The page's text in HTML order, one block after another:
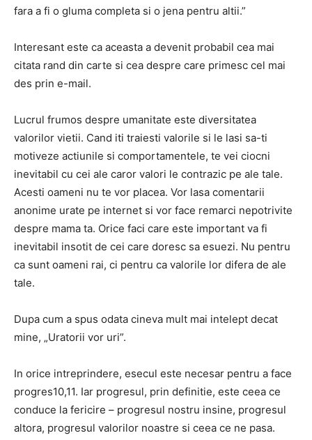
fara a fi o gluma completa si o jena pentru altii.”
Interesant este ca aceasta a devenit probabil cea mai
citata rand din carte si cea despre care primesc cel mai
des prin e-mail.
Lucrul frumos despre umanitate este diversitatea
valorilor vietii. Cand iti traiesti valorile si le lasi sa-ti
motiveze actiunile si comportamentele, te vei ciocni
inevitabil cu cei ale caror valori le contrazic pe ale tale.
Acesti oameni nu te vor placea. Vor lasa comentarii
anonime urate pe internet si vor face remarci nepotrivite
despre mama ta. Orice faci care este important va fi
inevitabil insotit de cei care doresc sa esuezi. Nu pentru
ca sunt oameni rai, ci pentru ca valorile lor difera de ale
tale.
Dupa cum a spus odata cineva mult mai intelept decat
mine, „Uratorii vor uri”.
In orice intreprindere, esecul este necesar pentru a face
progres10,11. Iar progresul, prin definitie, este ceea ce
conduce la fericire – progresul nostru insine, progresul
altora, progresul valorilor noastre si ceea ce ne pasa.